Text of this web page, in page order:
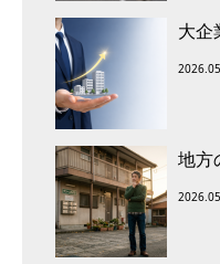
大企
地方